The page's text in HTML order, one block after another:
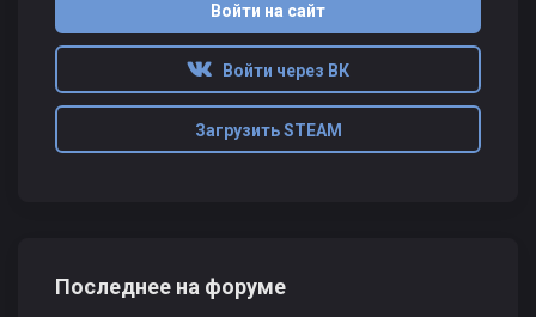
Войти на сайт
Войти через ВК
Загрузить STEAM
Последнее на форуме